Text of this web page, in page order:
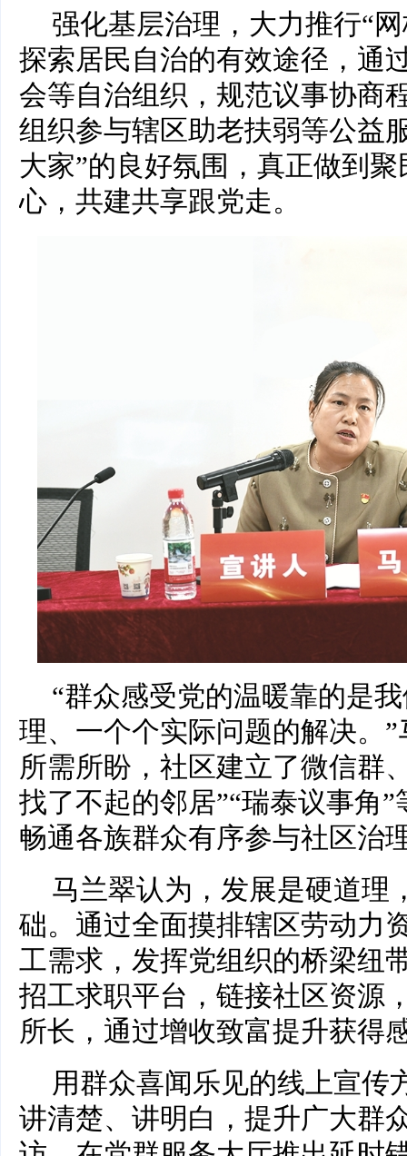
强化基层治理，大力推行“
探索居民自治的有效途径，通
会等自治组织，规范议事协商
组织参与辖区助老扶弱等公益
大家”的良好氛围，真正做到
心，共建共享跟党走。
“群众感受党的温暖靠的是
理、一个个实际问题的解决。
所需所盼，社区建立了微信群
找了不起的邻居”“瑞泰议事角
畅通各族群众有序参与社区治
马兰翠认为，发展是硬道理
础。通过全面摸排辖区劳动力
工需求，发挥党组织的桥梁纽
招工求职平台，链接社区资源
所长，通过增收致富提升获得
用群众喜闻乐见的线上宣传
讲清楚、讲明白，提升广大群